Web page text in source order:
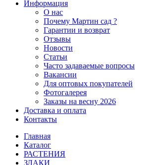
Информация
О нас
Почему Мартин сад ?
Гарантии и возврат
Отзывы
Новости
Статьи
Часто задаваемые вопросы
Вакансии
Для оптовых покупателей
Фотогалерея
Заказы на весну 2026
Доставка и оплата
Контакты
Главная
Каталог
РАСТЕНИЯ
ЗЛАКИ